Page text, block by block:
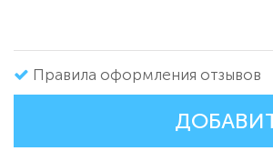
Правила оформления отзывов